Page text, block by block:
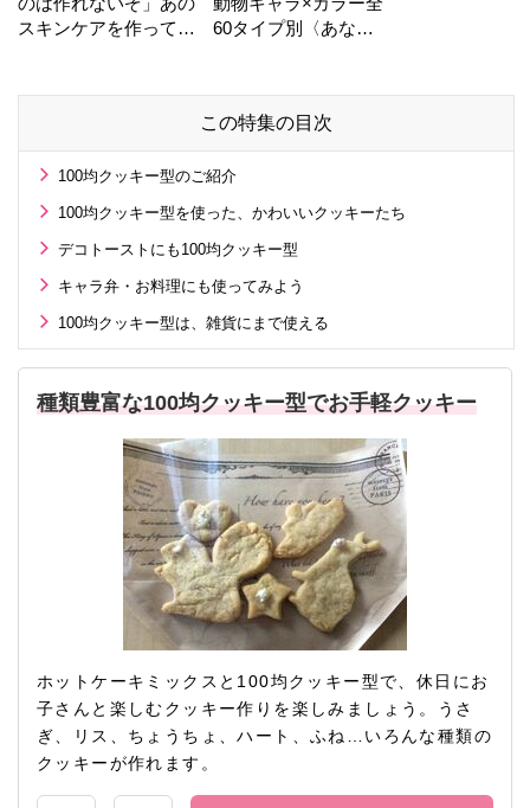
スキンケアを作ってい
60タイプ別〈あなた
この特集の目次
100均クッキー型のご紹介
100均クッキー型を使った、かわいいクッキーたち
デコトーストにも100均クッキー型
キャラ弁・お料理にも使ってみよう
100均クッキー型は、雑貨にまで使える
種類豊富な100均クッキー型でお手軽クッキー
ホットケーキミックスと100均クッキー型で、休日にお
子さんと楽しむクッキー作りを楽しみましょう。うさ
ぎ、リス、ちょうちょ、ハート、ふね…いろんな種類の
クッキーが作れます。